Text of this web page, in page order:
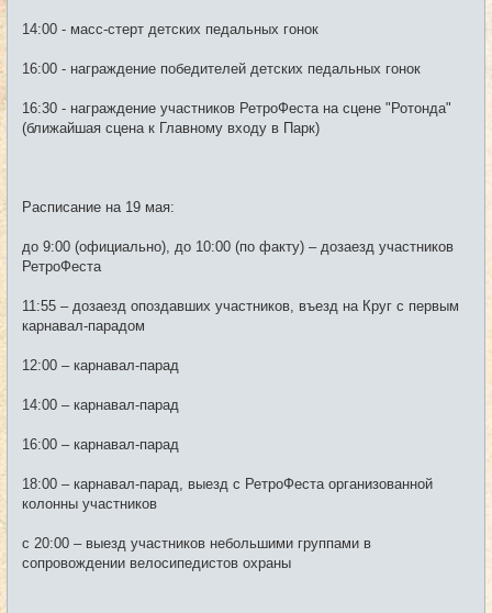
14:00 - масс-стерт детских педальных гонок
16:00 - награждение победителей детских педальных гонок
16:30 - награждение участников РетроФеста на сцене "Ротонда"
(ближайшая сцена к Главному входу в Парк)
Расписание на 19 мая:
до 9:00 (официально), до 10:00 (по факту) – дозаезд участников
РетроФеста
11:55 – дозаезд опоздавших участников, въезд на Круг с первым
карнавал-парадом
12:00 – карнавал-парад
14:00 – карнавал-парад
16:00 – карнавал-парад
18:00 – карнавал-парад, выезд с РетроФеста организованной
колонны участников
с 20:00 – выезд участников небольшими группами в
сопровождении велосипедистов охраны